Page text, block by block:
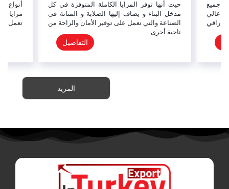
جميع
عالي
و راقي
حيث أنها توفر المزايا الكاملة المتوفرة في كل
مدخل البناء و يضاف إليها الصلابة و المتانة في
الصناعة والتي تعمل على توفير الأمان والراحة من
ناحية أخرى.
التفاصيل
أنواع
مزايا
تعمل
المزيد